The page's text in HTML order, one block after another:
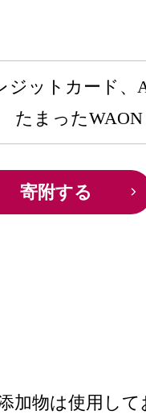
ジットカード、
たまったWAON
寄附する
加物は使用し